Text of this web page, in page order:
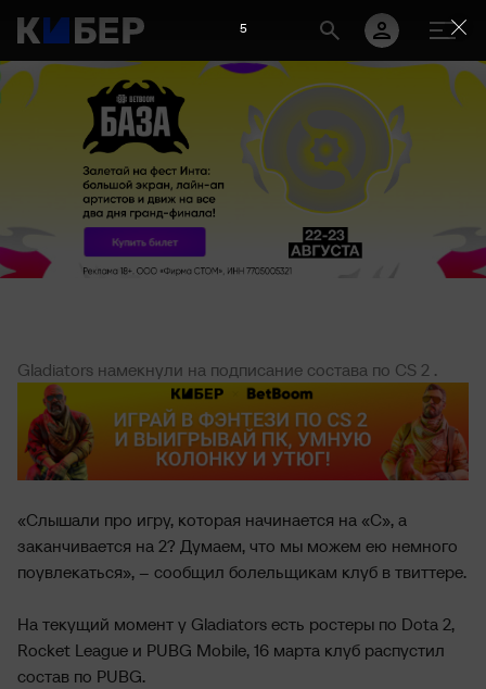
Gladiators намекнули на подписание состава по CS 2 .
«Слышали про игру, которая начинается на «С», а
заканчивается на 2? Думаем, что мы можем ею немного
поувлекаться», – сообщил болельщикам клуб в твиттере.
На текущий момент у Gladiators есть ростеры по Dota 2,
Rocket League и PUBG Mobile, 16 марта клуб распустил
состав по PUBG.
5